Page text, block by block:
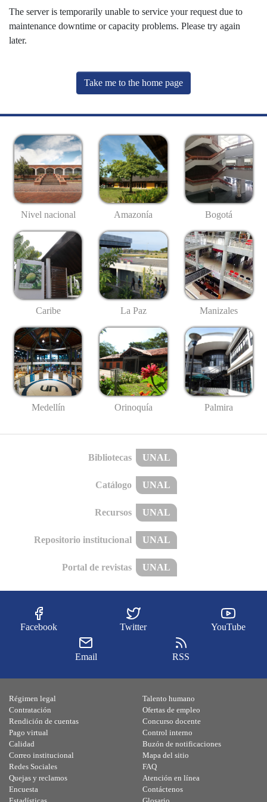
The server is temporarily unable to service your request due to
maintenance downtime or capacity problems. Please try again
later.
Take me to the home page
Nivel nacional Amazonía Bogotá
Caribe La Paz Manizales
Medellín Orinoquía Palmira
Bibliotecas UNAL
Catálogo UNAL
Recursos UNAL
Repositorio institucional UNAL
Portal de revistas UNAL
Facebook Twitter YouTube
Email RSS
Régimen legal
Contratación
Rendición de cuentas
Pago virtual
Calidad
Talento humano
Ofertas de empleo
Concurso docente
Control interno
Buzón de notificaciones
Correo institucional
Redes Sociales
Quejas y reclamos
Encuesta
Mapa del sitio
FAQ
Atención en línea
Contáctenos